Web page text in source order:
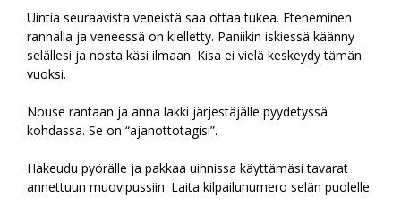
Uintia seuraavista veneistä saa ottaa tukea. Eteneminen
rannalla ja veneessä on kielletty. Paniikin iskiessä käänny
selällesi ja nosta käsi ilmaan. Kisa ei vielä keskeydy tämän
vuoksi.
Nouse rantaan ja anna lakki järjestäjälle pyydetyssä
kohdassa. Se on “ajanottotagisi”.
Hakeudu pyörälle ja pakkaa uinnissa käyttämäsi tavarat
annettuun muovipussiin. Laita kilpailunumero selän puolelle.